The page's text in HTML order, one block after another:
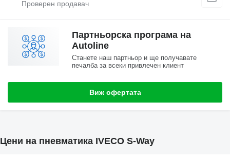
Партньорска програма на
Autoline
Станете наш партньор и ще получавате
печалба за всеки привлечен клиент
Виж офертата
Цени на пневматика IVECO S-Way